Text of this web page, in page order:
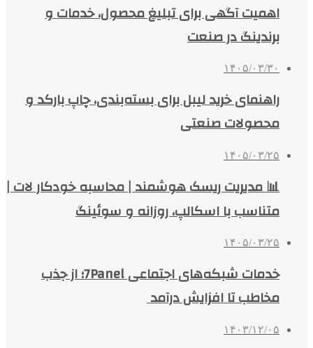
اهمیت آگهی برای تبلیغ محصول، خدمات و
برندینگ در صنعت
۱۴۰۵/۰۳/۳۰
راهنمای خرید لیبل برای بسته‌بندی، چاپ بارکد و
محصولات صنعتی
۱۴۰۵/۰۳/۲۵
📊 مدیریت ریسک هوشمند | محاسبه خودکار لات |
متناسب با اسکالپ، روزانه و سوئینگ
۱۴۰۵/۰۳/۲۵
خدمات شبکه‌های اجتماعی 7Panel؛ از جذب
مخاطب تا افزایش درآمد
۱۴۰۳/۱۲/۰۵